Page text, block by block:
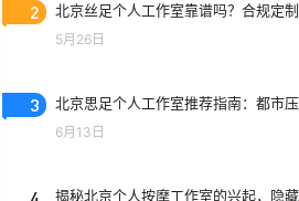
2 北京丝足个人工作室靠谱吗？合规定
5月26日
3 北京思足个人工作室推荐指南：都市
6月13日
揭秘北京个人按摩工作室的兴起，隐